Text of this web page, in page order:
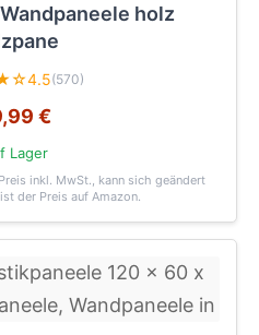
holz
4.5(570)
€
Lager
inkl. MwSt., kann sich geändert
der Preis auf Amazon.